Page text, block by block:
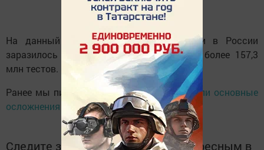
На данный момент с начала пандемии в России
заразилось 5 882 295 людей. Проведено более 157,3
млн тестов.
Ранее мы писали, чтоспециалисты назвали основные
осложнения при COVID-19.
Следите за самым важным и интересным в